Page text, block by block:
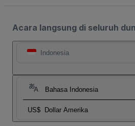
Acara langsung di seluruh
Indonesia
Bahasa Indonesia
US$ Dollar Amerika